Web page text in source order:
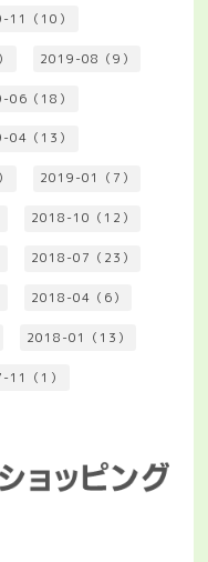
11（10）
2019-08（9）
06（18）
04（13）
2019-01（7）
2018-10（12）
2018-07（23）
2018-04（6）
2018-01（13）
11（1）